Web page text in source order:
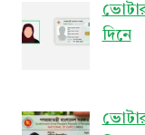
দিনে